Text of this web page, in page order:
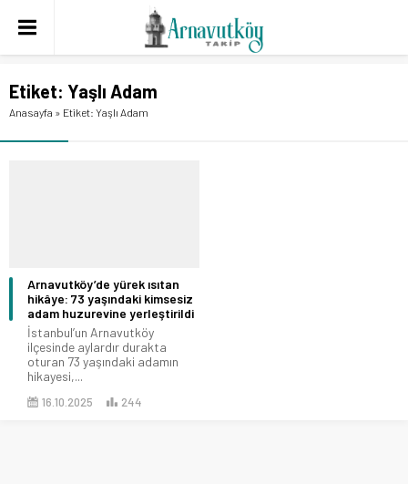
Etiket: Yaşlı Adam
Anasayfa » Etiket: Yaşlı Adam
Arnavutköy’de yürek ısıtan
hikâye: 73 yaşındaki kimsesiz
adam huzurevine yerleştirildi
İstanbul’un Arnavutköy
ilçesinde aylardır durakta
oturan 73 yaşındaki adamın
hikayesi,...
16.10.2025 244